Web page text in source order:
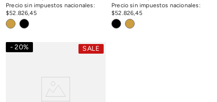
Precio sin impuestos nacionales:
$52.826,45
Precio sin impuestos nacionales:
$52.826,45
20% SALE